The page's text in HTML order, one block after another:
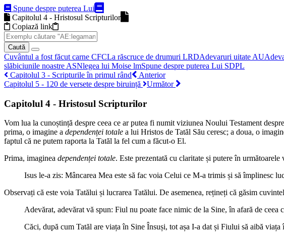
Spune despre puterea Lui
Capitolul 4 - Hristosul Scripturilor
Copiază link
Caută
Alege
cartea
Cuvântul a fost făcut carne CFCLa răscruce de drumuri LRDAdevaruri uitate AU
slăbiciunile noastre ASNlegea lui Moise lmSpune despre puterea Lui SDPL
Capitolul 3 - Scripturile în primul rând
Anterior
Capitolul 5 - 120 de versete despre biruință
Următor
Capitolul 4 - Hristosul Scripturilor
Vom lua la cunoștință despre ceea ce ar putea fi numit viziunea Noului Testament
prima, o imagine a dependenței totale a lui Hristos de Tatăl Său ceresc; a doua, o
faptul că ne putem raporta la Tatăl la fel cum a făcut-o El.
Prima, imaginea dependenței totale. Este prezentată cu claritate și putere în
Isus le-a zis: Mâncarea Mea este să fac voia Celui ce M-a trimis și să împlinesc
Observați că este voia Tatălui și lucrarea Tatălui. De asemenea, rețineți că găsim
Adevărat, adevărat vă spun: Fiul nu poate face nimic de la Sine, în afară de
Căci, după cum Tatăl are viața în Sine Însuși, tot așa I-a dat și Fiului să aibă